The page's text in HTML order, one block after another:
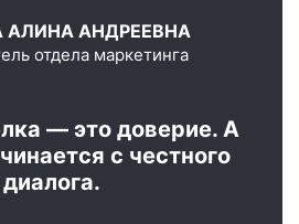
АЛИНА АНДРЕЕВНА
отдела маркетинга
— это доверие. А
с честного
диалога.